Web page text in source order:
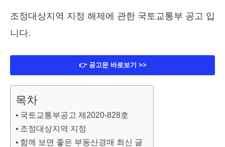
조정대상지역 지정 해제에 관한 국토교통부 공고 입
니다.
👉 공고문 바로보기 >>
목차
국토교통부공고 제2020-828호
조정대상지역 지정
함께 보면 좋은 부동산경매 최신 글